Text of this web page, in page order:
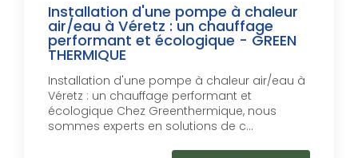
Installation d'une pompe à chaleur
air/eau à Véretz : un chauffage
performant et écologique - GREEN
THERMIQUE
Installation d'une pompe à chaleur air/eau à
Véretz : un chauffage performant et
écologique Chez Greenthermique, nous
sommes experts en solutions de c...